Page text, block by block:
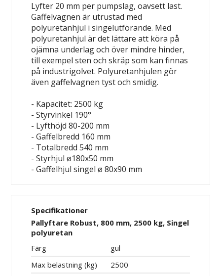
Lyfter 20 mm per pumpslag, oavsett last.
Gaffelvagnen är utrustad med
polyuretanhjul i singelutförande. Med
polyuretanhjul är det lättare att köra på
ojämna underlag och över mindre hinder,
till exempel sten och skräp som kan finnas
på industrigolvet. Polyuretanhjulen gör
även gaffelvagnen tyst och smidig.
- Kapacitet: 2500 kg
- Styrvinkel 190°
- Lyfthöjd 80-200 mm
- Gaffelbredd 160 mm
- Totalbredd 540 mm
- Styrhjul ø180x50 mm
- Gaffelhjul singel ø 80x90 mm
Specifikationer
Pallyftare Robust, 800 mm, 2500 kg, Singel
polyuretan
Färg
gul
Max belastning (kg)
2500